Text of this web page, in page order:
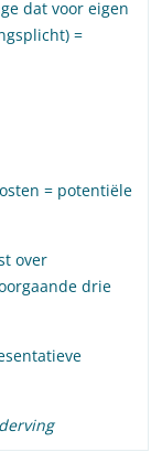
dat voor eigen
=
= potentiële
over
drie